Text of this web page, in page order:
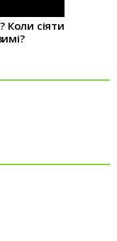
Коли сіяти